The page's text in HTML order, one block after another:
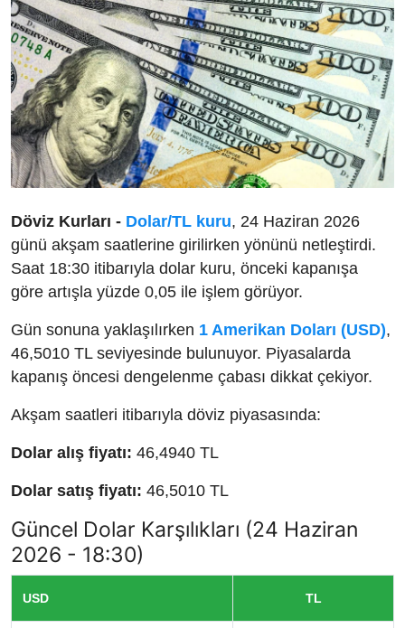
Döviz Kurları - Dolar/TL kuru, 24 Haziran 2026
günü akşam saatlerine girilirken yönünü netleştirdi.
Saat 18:30 itibarıyla dolar kuru, önceki kapanışa
göre artışla yüzde 0,05 ile işlem görüyor.
Gün sonuna yaklaşılırken 1 Amerikan Doları (USD),
46,5010 TL seviyesinde bulunuyor. Piyasalarda
kapanış öncesi dengelenme çabası dikkat çekiyor.
Akşam saatleri itibarıyla döviz piyasasında:
Dolar alış fiyatı: 46,4940 TL
Dolar satış fiyatı: 46,5010 TL
Güncel Dolar Karşılıkları (24 Haziran
2026 - 18:30)
USD TL